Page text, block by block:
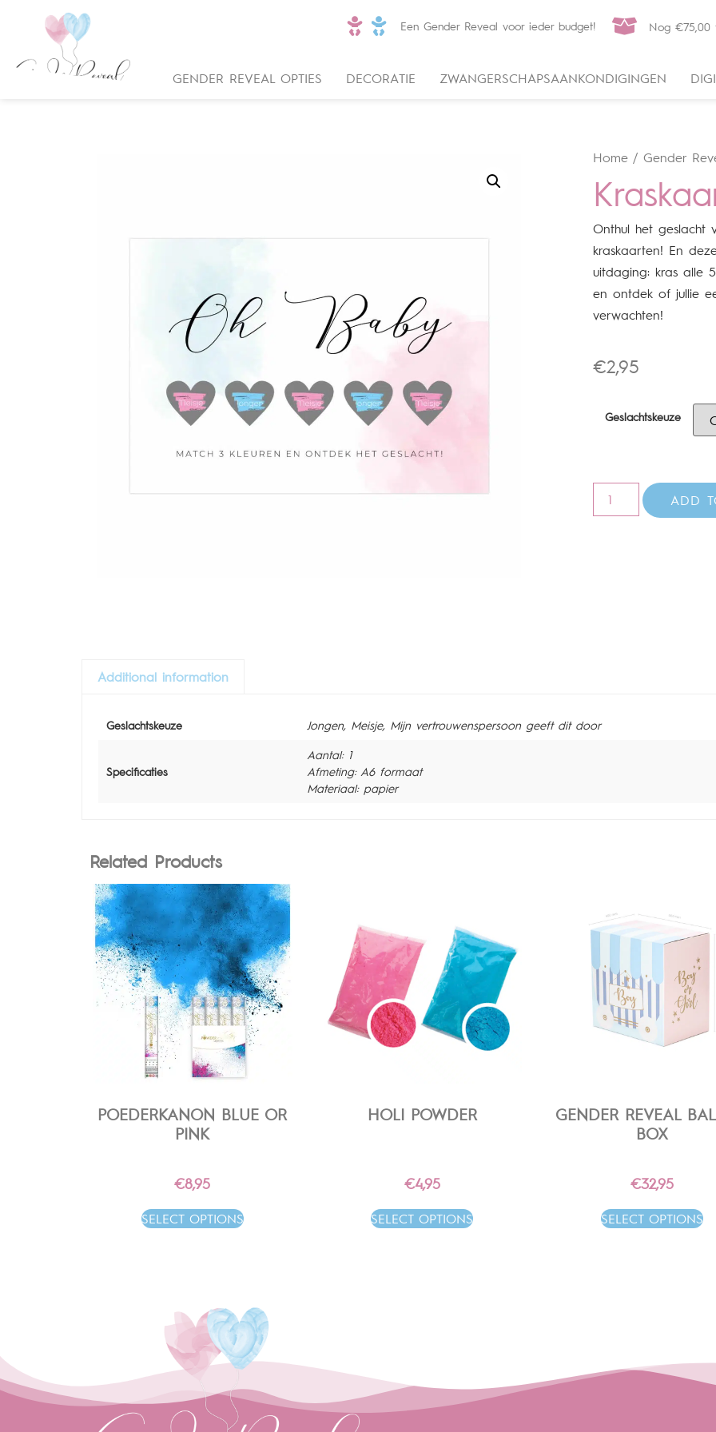
Een Gender Reveal voor ieder budget! Nog €75,00
GENDER REVEAL OPTIES DECORATIE ZWANGERSCHAPSAANKONDIGINGEN
Home / Gender
Onthul het geslacht
kraskaarten! En
uitdaging: kras alle
en ontdek of jullie
verwachten!
€2,95
Geslachtskeuze
ADD
Additional information
Geslachtskeuze Jongen, Meisje, Mijn vertrouwenspersoon geeft dit door
Specificaties
Aantal: 1
Afmeting: A6 formaat
Materiaal: papier
Related Products
POEDERKANON BLUE OR
PINK
€8,95
SELECT OPTIONS
HOLI POWDER
€4,95
SELECT OPTIONS
GENDER REVEAL
BOX
€32,95
SELECT OPTIONS